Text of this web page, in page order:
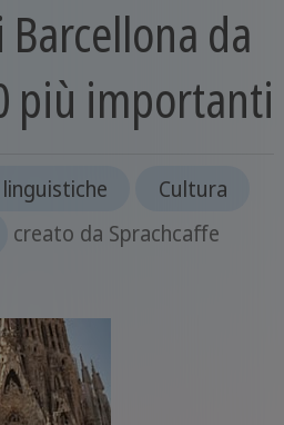
da
più importanti
Cultura
creato da Sprachcaffe